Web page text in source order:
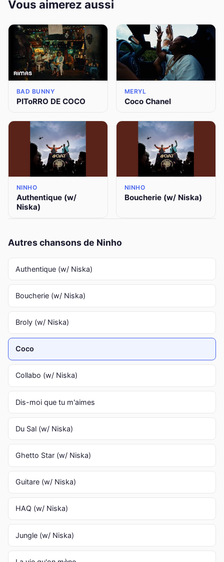
Vous aimerez aussi
BAD BUNNY
PIToRRO DE COCO
MERYL
Coco Chanel
NINHO
Authentique (w/
Niska)
NINHO
Boucherie (w/ Niska)
Autres chansons de Ninho
Authentique (w/ Niska)
Boucherie (w/ Niska)
Broly (w/ Niska)
Coco
Collabo (w/ Niska)
Dis-moi que tu m'aimes
Du Sal (w/ Niska)
Ghetto Star (w/ Niska)
Guitare (w/ Niska)
HAQ (w/ Niska)
Jungle (w/ Niska)